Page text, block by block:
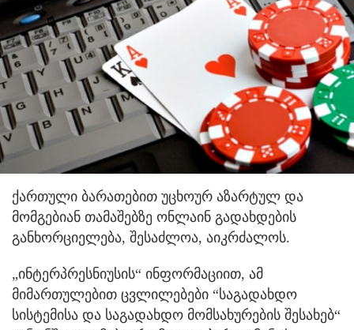
ქართული ბარათებით უცხოურ აზარტულ და
მომგებიან თამაშებზე ონლაინ გადახდების
განხორციელება, შესაძლოა, აიკრძალოს.
„ინტერპრესნიუსის“ ინფორმაციით, ამ
მიმართულებით ცვლილებები “საგადახდო
სისტემისა და საგადახდო მომსახურების შესახებ“